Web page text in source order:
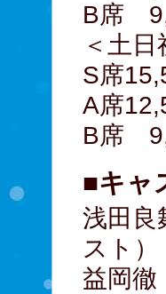
B席
＜土日
S席
A席
B席
■キャ
浅田
スト）
益岡